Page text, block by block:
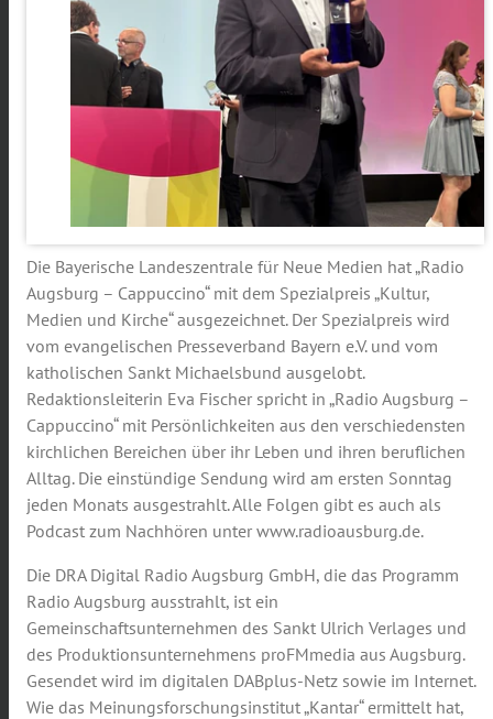
Die Bayerische Landeszentrale für Neue Medien hat „Radio
Augsburg – Cappuccino“ mit dem Spezialpreis „Kultur,
Medien und Kirche“ ausgezeichnet. Der Spezialpreis wird
vom evangelischen Presseverband Bayern e.V. und vom
katholischen Sankt Michaelsbund ausgelobt.
Redaktionsleiterin Eva Fischer spricht in „Radio Augsburg –
Cappuccino“ mit Persönlichkeiten aus den verschiedensten
kirchlichen Bereichen über ihr Leben und ihren beruflichen
Alltag. Die einstündige Sendung wird am ersten Sonntag
jeden Monats ausgestrahlt. Alle Folgen gibt es auch als
Podcast zum Nachhören unter www.radioausburg.de.
Die DRA Digital Radio Augsburg GmbH, die das Programm
Radio Augsburg ausstrahlt, ist ein
Gemeinschaftsunternehmen des Sankt Ulrich Verlages und
des Produktionsunternehmens proFMmedia aus Augsburg.
Gesendet wird im digitalen DABplus-Netz sowie im Internet.
Wie das Meinungsforschungsinstitut „Kantar“ ermittelt hat,